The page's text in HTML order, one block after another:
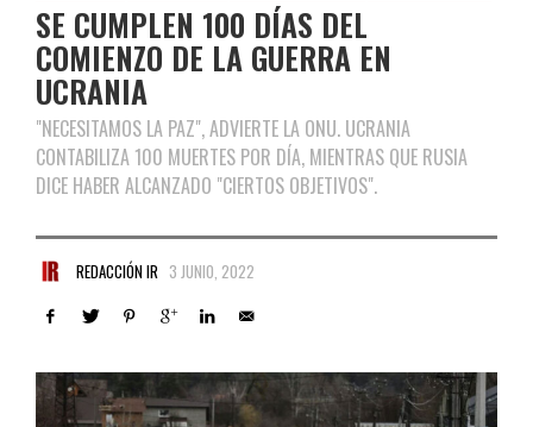
SE CUMPLEN 100 DÍAS DEL
COMIENZO DE LA GUERRA EN
UCRANIA
"NECESITAMOS LA PAZ", ADVIERTE LA ONU. UCRANIA
CONTABILIZA 100 MUERTES POR DÍA, MIENTRAS QUE RUSIA
DICE HABER ALCANZADO "CIERTOS OBJETIVOS".
REDACCIÓN IR 3 JUNIO, 2022